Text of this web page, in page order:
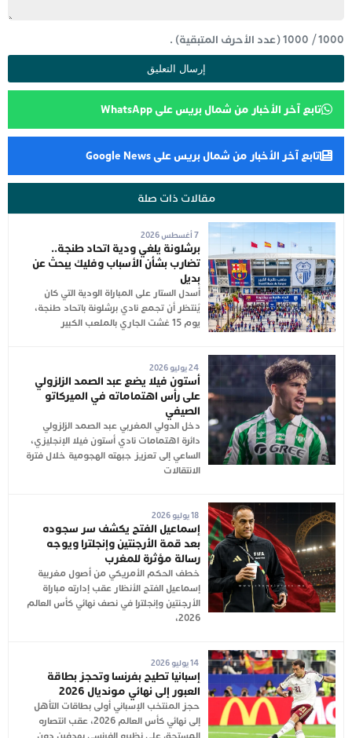
1000
/
1000(عدد الأحرف المتبقية) .
تابع آخر الأخبار من شمال بريس على WhatsApp
تابع آخر الأخبار من شمال بريس على Google News
مقالات ذات صلة
7 أغسطس 2026
برشلونة يلغي ودية اتحاد طنجة..
تضارب بشأن الأسباب وفليك يبحث عن
بديل
أُسدل الستار على المباراة الودية التي كان
يُنتظر أن تجمع نادي برشلونة باتحاد طنجة،
يوم 15 غشت الجاري بالملعب الكبير
24 يوليو 2026
أستون فيلا يضع عبد الصمد الزلزولي
على رأس اهتماماته في الميركاتو
الصيفي
دخل الدولي المغربي عبد الصمد الزلزولي
دائرة اهتمامات نادي أستون فيلا الإنجليزي،
الساعي إلى تعزيز جبهته الهجومية خلال فترة
الانتقالات
18 يوليو 2026
إسماعيل الفتح يكشف سر سجوده
بعد قمة الأرجنتين وإنجلترا ويوجه
رسالة مؤثرة للمغرب
خطف الحكم الأمريكي من أصول مغربية
إسماعيل الفتح الأنظار عقب إدارته مباراة
الأرجنتين وإنجلترا في نصف نهائي كأس العالم
2026،
14 يوليو 2026
إسبانيا تطيح بفرنسا وتحجز بطاقة
العبور إلى نهائي مونديال 2026
حجز المنتخب الإسباني أولى بطاقات التأهل
إلى نهائي كأس العالم 2026، عقب انتصاره